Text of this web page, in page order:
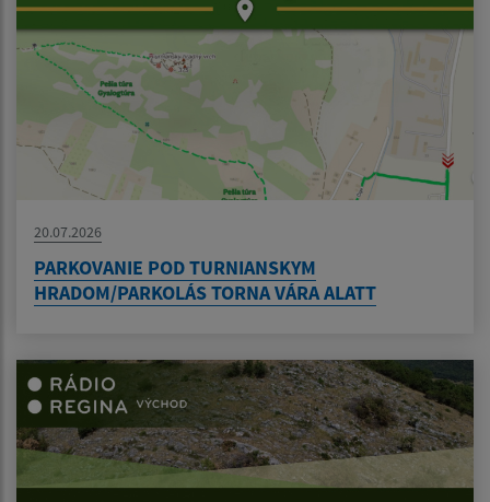
20.07.2026
PARKOVANIE POD TURNIANSKYM
HRADOM/PARKOLÁS TORNA VÁRA ALATT